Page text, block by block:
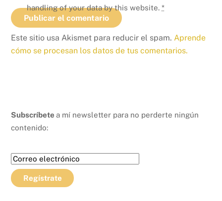
handling of your data by this website.*
Este sitio usa Akismet para reducir el spam.Aprende
cómo se procesan los datos de tus comentarios.
Subscríbete a mí newsletter para no perderte ningún
contenido: